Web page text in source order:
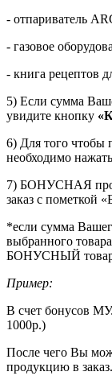
- отпариватель
- газовое
- книга рецептов
5) Если сумма
увидите кнопку
6) Для того чтобы
необходимо
7) БОНУСНАЯ
заказ с пометкой
*если сумма
выбранного
БОНУСНЫЙ товар
Пример:
В счет бонусов
1000р.)
После чего Вы
продукцию в заказ.